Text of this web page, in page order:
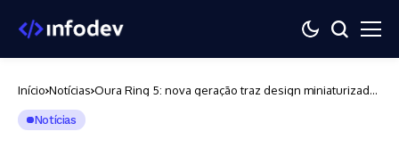
Início Notícias Oura Ring 5: nova geração traz design miniaturizado
Notícias